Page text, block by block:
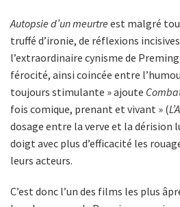
Autopsie d’un meurtre est malgré
truffé d’ironie, de réflexions
l’extraordinaire cynisme de
férocité, ainsi coincée entre
toujours stimulante » ajoute
fois comique, prenant et vivant » (
dosage entre la verve et la dérision
doigt avec plus d’efficacité les
leurs acteurs.
C’est donc l’un des films les plus